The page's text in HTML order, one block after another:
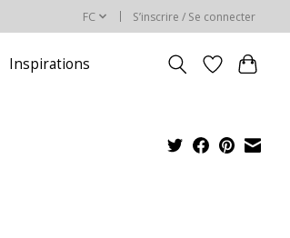
FC S’inscrire / Se connecter
Inspirations